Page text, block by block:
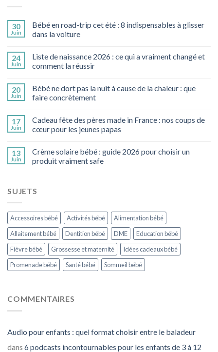
30
Juin
Bébé en road-trip cet été : 8 indispensables à glisser
dans la voiture
24
Juin
Liste de naissance 2026 : ce qui a vraiment changé et
comment la réussir
20
Juin
Bébé ne dort pas la nuit à cause de la chaleur : que
faire concrètement
17
Juin
Cadeau fête des pères made in France : nos coups de
cœur pour les jeunes papas
13
Juin
Crème solaire bébé : guide 2026 pour choisir un
produit vraiment safe
SUJETS
Accessoires bébé Activités bébé
Alimentation bébé
Allaitement bébé
Dentition bébé DME
Education bébé
Fièvre bébé
Grossesse et maternité
Idées cadeaux bébé
Promenade bébé
Santé bébé Sommeil bébé
COMMENTAIRES
Audio pour enfants : quel format choisir entre le baladeur
dans 6 podcasts incontournables pour les enfants de 3 à 12